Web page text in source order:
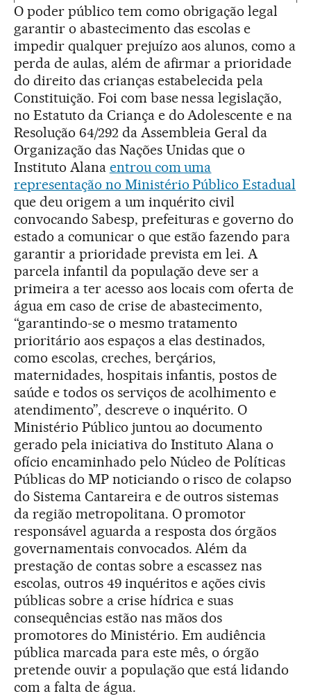
O poder público tem como obrigação legal
garantir o abastecimento das escolas e
impedir qualquer prejuízo aos alunos, como a
perda de aulas, além de afirmar a prioridade
do direito das crianças estabelecida pela
Constituição. Foi com base nessa legislação,
no Estatuto da Criança e do Adolescente e na
Resolução 64/292 da Assembleia Geral da
Organização das Nações Unidas que o
Instituto Alana entrou com uma
representação no Ministério Público Estadual
que deu origem a um inquérito civil
convocando Sabesp, prefeituras e governo do
estado a comunicar o que estão fazendo para
garantir a prioridade prevista em lei. A
parcela infantil da população deve ser a
primeira a ter acesso aos locais com oferta de
água em caso de crise de abastecimento,
“garantindo-se o mesmo tratamento
prioritário aos espaços a elas destinados,
como escolas, creches, berçários,
maternidades, hospitais infantis, postos de
saúde e todos os serviços de acolhimento e
atendimento”, descreve o inquérito. O
Ministério Público juntou ao documento
gerado pela iniciativa do Instituto Alana o
ofício encaminhado pelo Núcleo de Políticas
Públicas do MP noticiando o risco de colapso
do Sistema Cantareira e de outros sistemas
da região metropolitana. O promotor
responsável aguarda a resposta dos órgãos
governamentais convocados. Além da
prestação de contas sobre a escassez nas
escolas, outros 49 inquéritos e ações civis
públicas sobre a crise hídrica e suas
consequências estão nas mãos dos
promotores do Ministério. Em audiência
pública marcada para este mês, o órgão
pretende ouvir a população que está lidando
com a falta de água.